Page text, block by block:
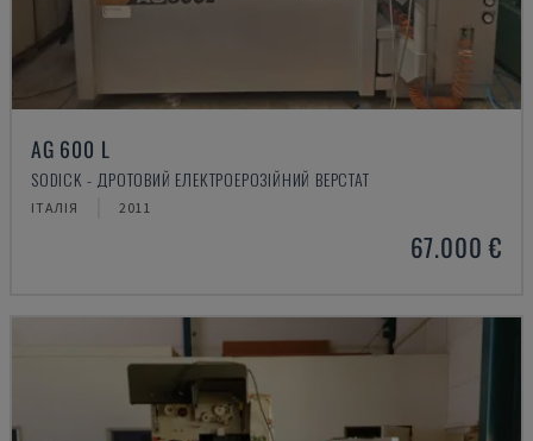
AG 600 L
SODICK - ДРОТОВИЙ ЕЛЕКТРОЕРОЗІЙНИЙ ВЕРСТАТ
ІТАЛІЯ 2011
67.000 €